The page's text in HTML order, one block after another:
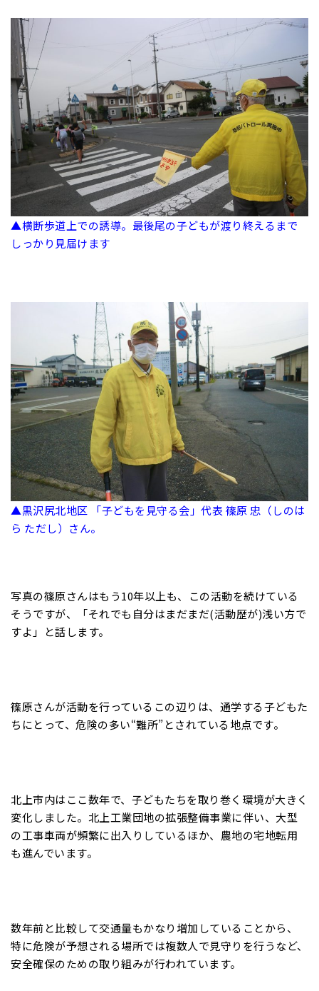
▲横断歩道上での誘導。最後尾の子どもが渡り終えるまで
しっかり見届けます
▲黒沢尻北地区 「子どもを見守る会」代表 篠原 忠（しのは
ら ただし）さん。
写真の篠原さんはもう10年以上も、この活動を続けている
そうですが、「それでも自分はまだまだ(活動歴が)浅い方で
すよ」と話します。
篠原さんが活動を行っているこの辺りは、通学する子どもた
ちにとって、危険の多い“難所”とされている地点です。
北上市内はここ数年で、子どもたちを取り巻く環境が大きく
変化しました。北上工業団地の拡張整備事業に伴い、大型
の工事車両が頻繁に出入りしているほか、農地の宅地転用
も進んでいます。
数年前と比較して交通量もかなり増加していることから、
特に危険が予想される場所では複数人で見守りを行うなど、
安全確保のための取り組みが行われています。